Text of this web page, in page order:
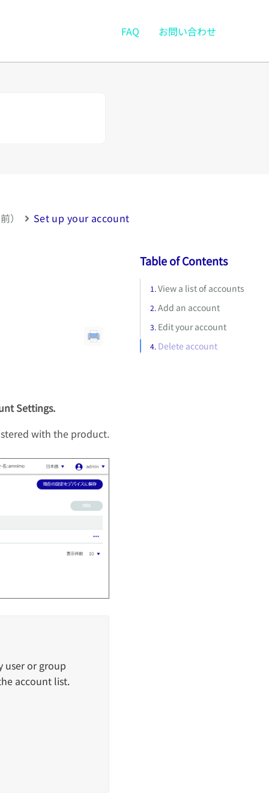
FAQ お問い合わせ
） Set up your account
Settings.
with the product.
user or group
account list.
Table of Contents
View a list of accounts
Add an account
Edit your account
Delete account